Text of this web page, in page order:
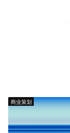
商业策划